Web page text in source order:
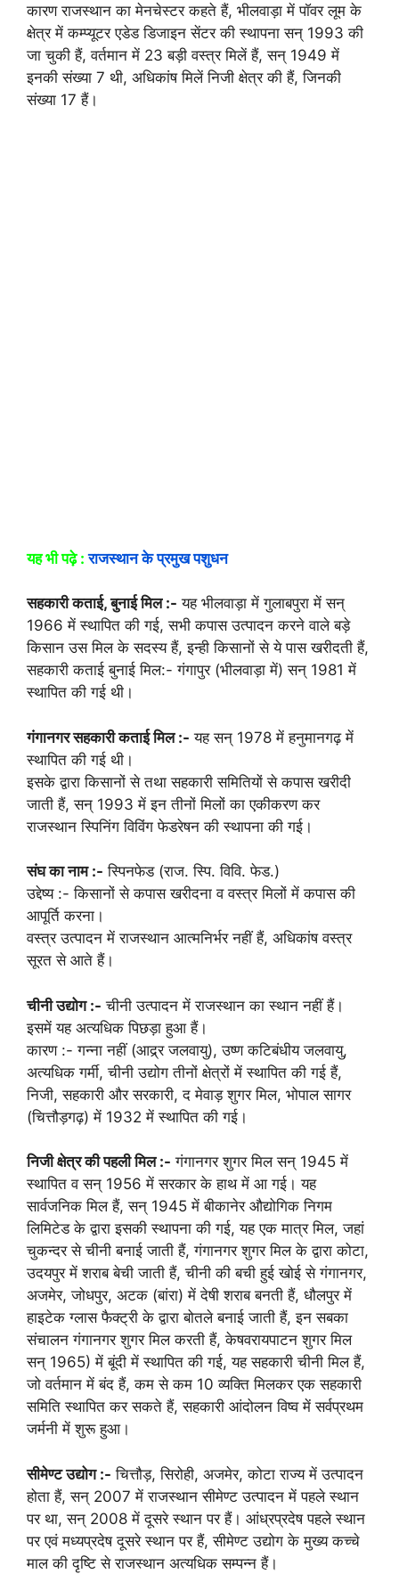
कारण राजस्थान का मेनचेस्टर कहते हैं, भीलवाड़ा में पाॅवर लूम के
क्षेत्र में कम्प्यूटर एडेड डिजाइन सेंटर की स्थापना सन् 1993 की
जा चुकी हैं, वर्तमान में 23 बड़ी वस्त्र मिलें हैं, सन् 1949 में
इनकी संख्या 7 थी, अधिकांष मिलें निजी क्षेत्र की हैं, जिनकी
संख्या 17 हैं।
यह भी पढ़े :राजस्थान के प्रमुख पशुधन
सहकारी कताई, बुनाई मिल :- यह भीलवाड़ा में गुलाबपुरा में सन्
1966 में स्थापित की गई, सभी कपास उत्पादन करने वाले बड़े
किसान उस मिल के सदस्य हैं, इन्ही किसानों से ये पास खरीदती हैं,
सहकारी कताई बुनाई मिल:- गंगापुर (भीलवाड़ा में) सन् 1981 में
स्थापित की गई थी।
गंगानगर सहकारी कताई मिल :- यह सन् 1978 में हनुमानगढ़ में
स्थापित की गई थी।
इसके द्वारा किसानों से तथा सहकारी समितियों से कपास खरीदी
जाती हैं, सन् 1993 में इन तीनों मिलों का एकीकरण कर
राजस्थान स्पिनिंग विविंग फेडरेषन की स्थापना की गई।
संघ का नाम :- स्पिनफेड (राज. स्पि. विवि. फेड.)
उद्देष्य :- किसानों से कपास खरीदना व वस्त्र मिलों में कपास की
आपूर्ति करना।
वस्त्र उत्पादन में राजस्थान आत्मनिर्भर नहीं हैं, अधिकांष वस्त्र
सूरत से आते हैं।
चीनी उद्योग :- चीनी उत्पादन में राजस्थान का स्थान नहीं हैं।
इसमें यह अत्यधिक पिछड़ा हुआ हैं।
कारण :- गन्ना नहीं (आद्र्र जलवायु), उष्ण कटिबंधीय जलवायु,
अत्यधिक गर्मी, चीनी उद्योग तीनों क्षेत्रों में स्थापित की गई हैं,
निजी, सहकारी और सरकारी, द मेवाड़ शुगर मिल, भोपाल सागर
(चित्तौड़गढ़) में 1932 में स्थापित की गई।
निजी क्षेत्र की पहली मिल :- गंगानगर शुगर मिल सन् 1945 में
स्थापित व सन् 1956 में सरकार के हाथ में आ गई। यह
सार्वजनिक मिल हैं, सन् 1945 में बीकानेर औद्योगिक निगम
लिमिटेड के द्वारा इसकी स्थापना की गई, यह एक मात्र मिल, जहां
चुकन्दर से चीनी बनाई जाती हैं, गंगानगर शुगर मिल के द्वारा कोटा,
उदयपुर में शराब बेची जाती हैं, चीनी की बची हुई खोई से गंगानगर,
अजमेर, जोधपुर, अटक (बांरा) में देषी शराब बनती हैं, धौलपुर में
हाइटेक ग्लास फैक्ट्री के द्वारा बोतले बनाई जाती हैं, इन सबका
संचालन गंगानगर शुगर मिल करती हैं, केषवरायपाटन शुगर मिल
सन् 1965) में बूंदी में स्थापित की गई, यह सहकारी चीनी मिल हैं,
जो वर्तमान में बंद हैं, कम से कम 10 व्यक्ति मिलकर एक सहकारी
समिति स्थापित कर सकते हैं, सहकारी आंदोलन विष्व में सर्वप्रथम
जर्मनी में शुरू हुआ।
सीमेण्ट उद्योग :- चित्तौड़, सिरोही, अजमेर, कोटा राज्य में उत्पादन
होता हैं, सन् 2007 में राजस्थान सीमेण्ट उत्पादन में पहले स्थान
पर था, सन् 2008 में दूसरे स्थान पर हैं। आंध्रप्रदेष पहले स्थान
पर एवं मध्यप्रदेष दूसरे स्थान पर हैं, सीमेण्ट उद्योग के मुख्य कच्चे
माल की दृष्टि से राजस्थान अत्यधिक सम्पन्न हैं।